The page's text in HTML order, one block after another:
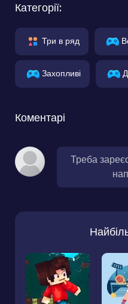
Категорії:
Три в ряд
Захопливі
Коментарі
Треба